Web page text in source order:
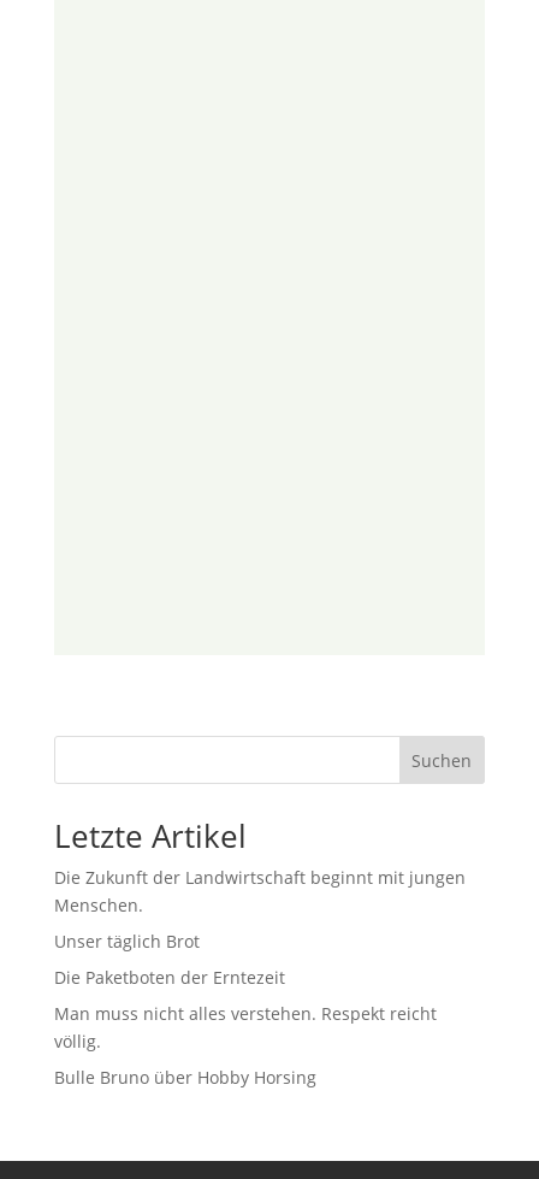
Suchen
Letzte Artikel
Die Zukunft der Landwirtschaft beginnt mit jungen
Menschen.
Unser täglich Brot
Die Paketboten der Erntezeit
Man muss nicht alles verstehen. Respekt reicht
völlig.
Bulle Bruno über Hobby Horsing